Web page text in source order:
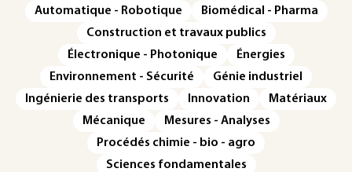
Automatique - Robotique
Biomédical - Pharma
Construction et travaux publics
Électronique - Photonique
Énergies
Environnement - Sécurité
Génie industriel
Ingénierie des transports
Innovation
Matériaux
Mécanique
Mesures - Analyses
Procédés chimie - bio - agro
Sciences fondamentales